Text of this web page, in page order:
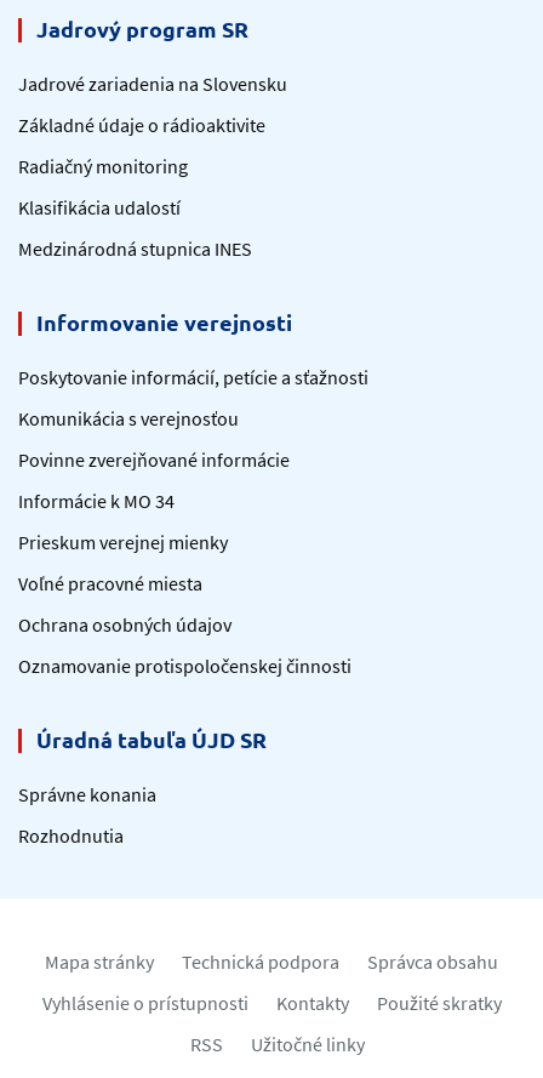
Jadrový program SR
Jadrové zariadenia na Slovensku
Základné údaje o rádioaktivite
Radiačný monitoring
Klasifikácia udalostí
Medzinárodná stupnica INES
Informovanie verejnosti
Poskytovanie informácií, petície a sťažnosti
Komunikácia s verejnosťou
Povinne zverejňované informácie
Informácie k MO 34
Prieskum verejnej mienky
Voľné pracovné miesta
Ochrana osobných údajov
Oznamovanie protispoločenskej činnosti
Úradná tabuľa ÚJD SR
Správne konania
Rozhodnutia
Mapa stránky Technická podpora
Správca obsahu
Vyhlásenie o prístupnosti
Kontakty
Použité skratky
RSS
Užitočné linky